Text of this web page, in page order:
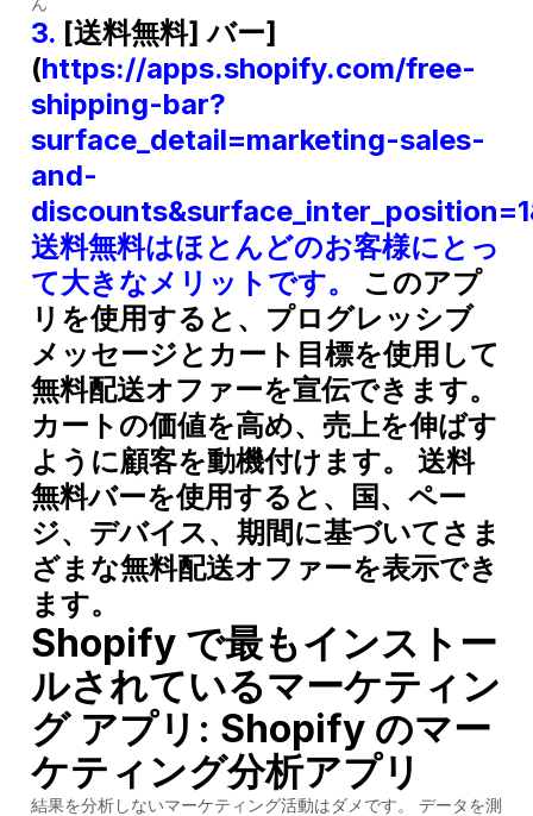
3. [送料無料] バー]
(https://apps.shopify.com/free-
shipping-bar?
surface_detail=marketing-sales-
and-
送料無料はほとんどのお客様にとっ
て大きなメリットです。
このアプ
リを使用すると、プログレッシブ
メッセージとカート目標を使用して
無料配送オファーを宣伝できます。
カートの価値を高め、売上を伸ばす
ように顧客を動機付けます。 送料
無料バーを使用すると、国、ペー
ジ、デバイス、期間に基づいてさま
ざまな無料配送オファーを表示でき
ます。
Shopify で最もインストー
ルされているマーケティン
グ アプリ: Shopify のマー
ケティング分析アプリ
結果を分析しないマーケティング活動はダメです。 データを測